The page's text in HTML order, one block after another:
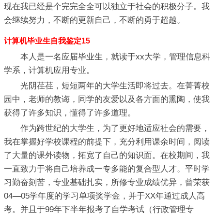
现在我已经是个完完全全可以独立于社会的积极分子。我
会继续努力，不断的更新自己，不断的勇于超越。
计算机毕业生自我鉴定15
本人是一名应届毕业生，就读于xx大学，管理信息科
学系，计算机应用专业。
光阴荏荏，短短两年的大学生活即将过去。在菁菁校
园中，老师的教诲，同学的友爱以及各方面的熏陶，使我
获得了许多知识，懂得了许多道理。
作为跨世纪的大学生，为了更好地适应社会的需要，
我在掌握好学校课程的前提下，充分利用课余时间，阅读
了大量的课外读物，拓宽了自己的知识面。在校期间，我
一直致力于将自己培养成一专多能的复合型人才。平时学
习勤奋刻苦，专业基础扎实，所修专业成绩优异，曾荣获
04—05学年度的学习单项奖学金，并于XX年通过成人高
考。并且于99年下半年报考了自学考试（行政管理专